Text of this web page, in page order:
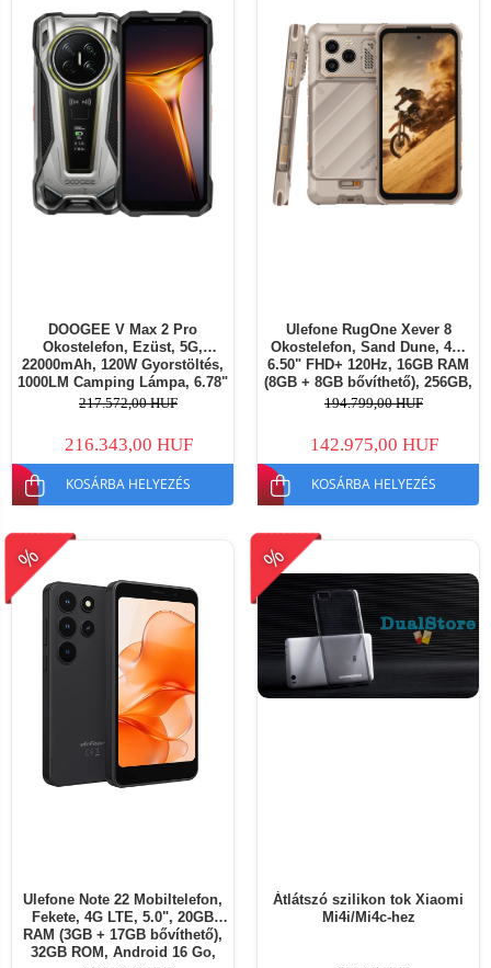
DOOGEE V Max 2 Pro
Okostelefon, Ezüst, 5G,
22000mAh, 120W Gyorstöltés,
1000LM Camping Lámpa, 6.78"
120Hz, 48GB RAM (16GB +
Dimensity 8300, Android 16,
NFC, Dual SIM
217.572,00 HUF
216.343,00 HUF
KOSÁRBA HELYEZÉS
Ulefone RugOne Xever 8
Okostelefon, Sand Dune, 4G,
6.50" FHD+ 120Hz, 16GB RAM
(8GB + 8GB bővíthető), 256GB,
64MP + 20MP Night Vision
16, NFC, 4800mAh, Dual SIM
194.799,00 HUF
142.975,00 HUF
KOSÁRBA HELYEZÉS
%
Ulefone Note 22 Mobiltelefon,
Fekete, 4G LTE, 5.0", 20GB
RAM (3GB + 17GB bővíthető),
32GB ROM, Android 16 Go,
%
Átlátszó szilikon tok Xiaomi
Mi4i/Mi4c-hez